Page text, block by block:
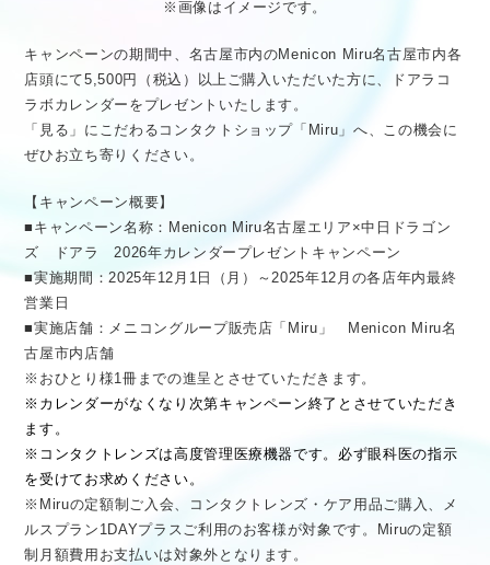
※画像はイメージです。
キャンペーンの期間中、名古屋市内のMenicon Miru名古屋市内各
店頭にて5,500円（税込）以上ご購入いただいた方に、ドアラコ
ラボカレンダーをプレゼントいたします。
「見る」にこだわるコンタクトショップ「Miru」へ、この機会に
ぜひお立ち寄りください。
【キャンペーン概要】
■キャンペーン名称：Menicon Miru名古屋エリア×中日ドラゴン
ズ ドアラ 2026年カレンダープレゼントキャンペーン
■実施期間：2025年12月1日（月）～2025年12月の各店年内最終
営業日
■実施店舗：メニコングループ販売店「Miru」 Menicon Miru名
古屋市内店舗
※おひとり様1冊までの進呈とさせていただきます。
※カレンダーがなくなり次第キャンペーン終了とさせていただき
ます。
※コンタクトレンズは高度管理医療機器です。必ず眼科医の指示
を受けてお求めください。
※Miruの定額制ご入会、コンタクトレンズ・ケア用品ご購入、メ
ルスプラン1DAYプラスご利用のお客様が対象です。Miruの定額
制月額費用お支払いは対象外となります。